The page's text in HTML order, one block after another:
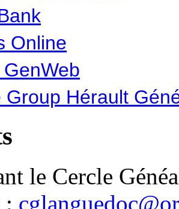
Online
Group Hérault
le Cercle
: